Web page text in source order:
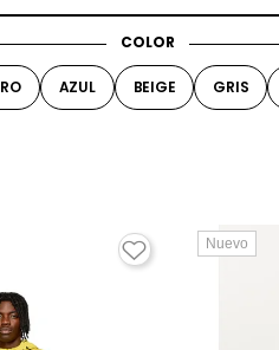
COLOR
AZUL BEIGE GRIS
Nuevo